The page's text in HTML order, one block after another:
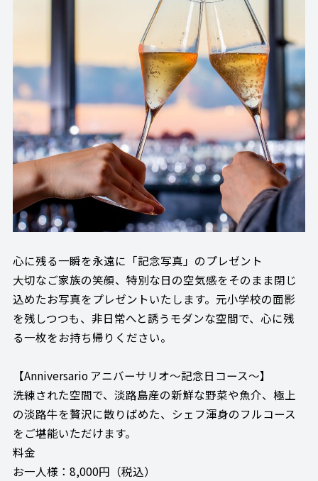
心に残る一瞬を永遠に「記念写真」のプレゼント
大切なご家族の笑顔、特別な日の空気感をそのまま閉じ
込めたお写真をプレゼントいたします。元小学校の面影
を残しつつも、非日常へと誘うモダンな空間で、心に残
る一枚をお持ち帰りください。
【Anniversario アニバーサリオ～記念日コース～】
洗練された空間で、淡路島産の新鮮な野菜や魚介、極上
の淡路牛を贅沢に散りばめた、シェフ渾身のフルコース
をご堪能いただけます。
料金
お一人様：8,000円（税込）